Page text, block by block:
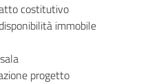
costitutivo
immobile
progetto